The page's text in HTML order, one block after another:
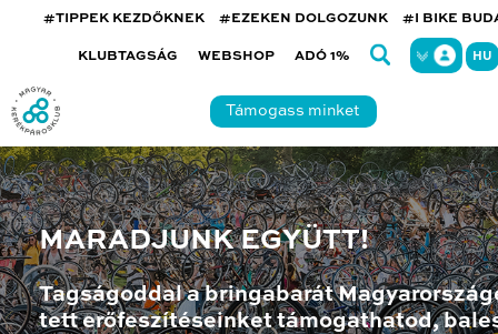
#TIPPEK KEZDŐKNEK #EZEKEN DOLGOZUNK #I BIKE
KLUBTAGSÁG WEBSHOP ADÓ 1% HU
Támogass minket
MARADJUNK EGYÜTT!
Tagságoddal a bringabarát
tett erőfeszítéseinket támogathatod,